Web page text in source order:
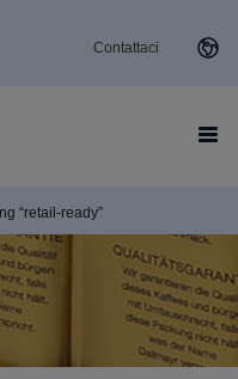
Contattaci
“retail-ready”